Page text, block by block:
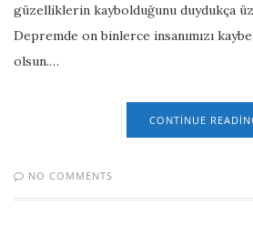
güzelliklerin kaybolduğunu duydukça
Depremde on binlerce insanımızı
olsun.…
CONTINUE
NO COMMENTS